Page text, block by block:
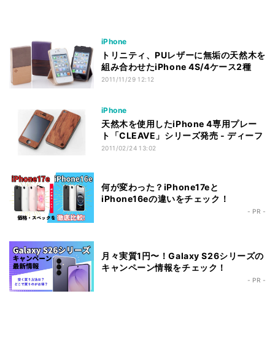
iPhone
トリニティ、PUレザーに無垢の天然木を
組み合わせたiPhone 4S/4ケース2種
2011/11/29 12:12
iPhone
天然木を使用したiPhone 4専用プレー
ト「CLEAVE」シリーズ発売 - ディーフ
2011/02/24 13:02
何が変わった？iPhone17eと
iPhone16eの違いをチェック！
- PR -
月々実質1円〜！Galaxy S26シリーズの
キャンペーン情報をチェック！
- PR -